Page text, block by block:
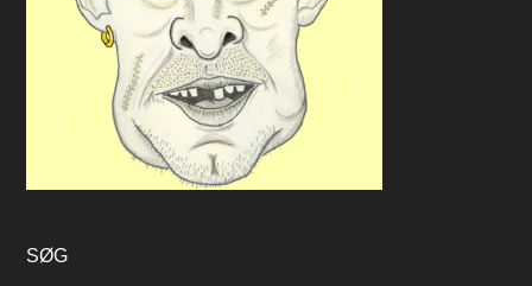
SØG